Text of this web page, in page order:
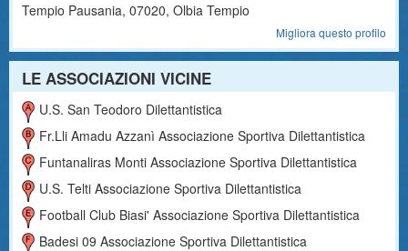
Tempio Pausania, 07020, Olbia Tempio
Migliora questo profilo
LE ASSOCIAZIONI VICINE
U.s. San Teodoro Dilettantistica
Fr.lli Amadu Azzanì Associazione Sportiva Dilettantistica
Funtanaliras Monti Associazione Sportiva Dilettantistica
U.s. Telti Associazione Sportiva Dilettantistica
Football Club Biasi' Associazione Sportiva Dilettantistica
Badesi 09 Associazione Sportiva Dilettantistica